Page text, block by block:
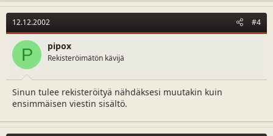
12.12.2002 #4
P pipox
Rekisteröimätön kävijä
Sinun tulee rekisteröityä nähdäksesi muutakin kuin
ensimmäisen viestin sisältö.